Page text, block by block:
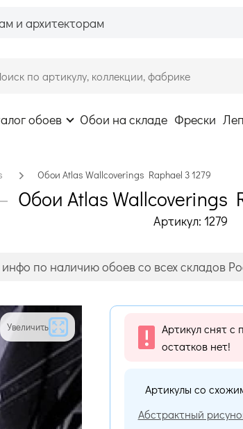
и архитекторам
обоев Обои на складе Фрески
Обои Atlas Wallcoverings Raphael 3 1279
Обои Atlas Wallcoverings
Артикул: 1279
по наличию обоев со всех складов
Увеличить
Артикул снят с
остатков нет!
Артикулы со
Абстрактный